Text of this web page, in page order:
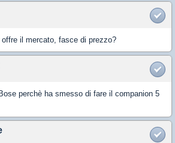
il mercato, fasce di prezzo?
perchè ha smesso di fare il companion 5